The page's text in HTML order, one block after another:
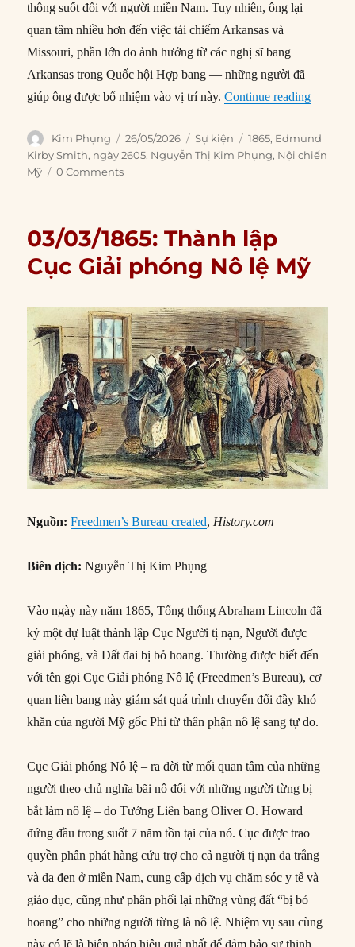
thông suốt đối với người miền Nam. Tuy nhiên, ông lại
quan tâm nhiều hơn đến việc tái chiếm Arkansas và
Missouri, phần lớn do ảnh hưởng từ các nghị sĩ bang
Arkansas trong Quốc hội Hợp bang — những người đã
giúp ông được bổ nhiệm vào vị trí này.Continue reading“26/05/
Author
Kim Phụng
Posted
on
26/05/2026 Categories
Sự kiện Tags
1865, Edmund
Kirby Smith, ngày 2605, Nguyễn Thị Kim Phụng, Nội chiến
Mỹ
0 Comments
03/03/1865: Thành lập
Cục Giải phóng Nô lệ Mỹ
Nguồn:Freedmen’s Bureau created, History.com
Biên dịch: Nguyễn Thị Kim Phụng
Vào ngày này năm 1865, Tổng thống Abraham Lincoln đã
ký một dự luật thành lập Cục Người tị nạn, Người được
giải phóng, và Đất đai bị bỏ hoang. Thường được biết đến
với tên gọi Cục Giải phóng Nô lệ (Freedmen’s Bureau), cơ
quan liên bang này giám sát quá trình chuyển đổi đầy khó
khăn của người Mỹ gốc Phi từ thân phận nô lệ sang tự do.
Cục Giải phóng Nô lệ – ra đời từ mối quan tâm của những
người theo chủ nghĩa bãi nô đối với những người từng bị
bắt làm nô lệ – do Tướng Liên bang Oliver O. Howard
đứng đầu trong suốt 7 năm tồn tại của nó. Cục được trao
quyền phân phát hàng cứu trợ cho cả người tị nạn da trắng
và da đen ở miền Nam, cung cấp dịch vụ chăm sóc y tế và
giáo dục, cũng như phân phối lại những vùng đất “bị bỏ
hoang” cho những người từng là nô lệ. Nhiệm vụ sau cùng